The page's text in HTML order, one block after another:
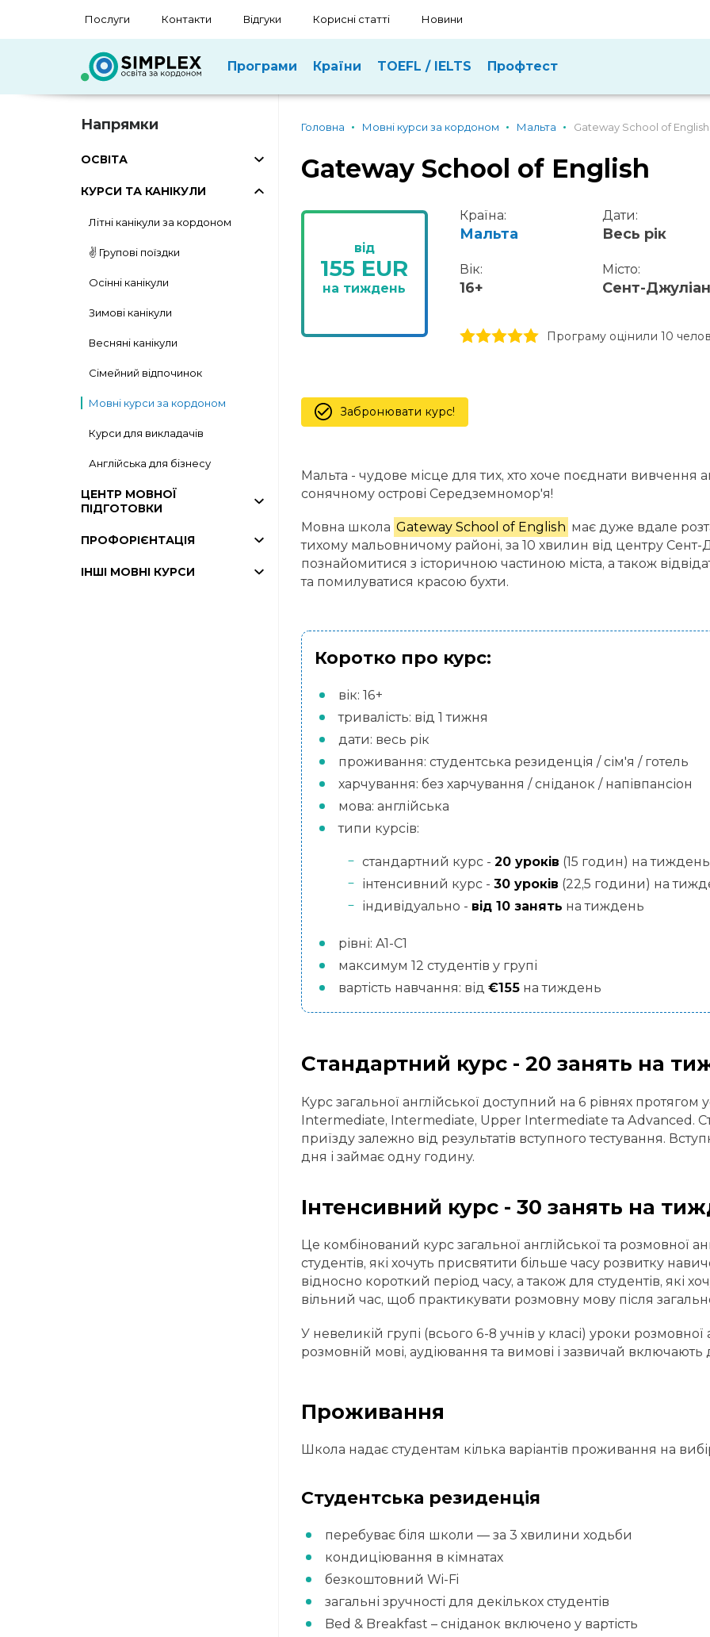
Послуги Контакти Відгуки Корисні статті Новини
Програми Країни TOEFL / IELTS Профтест
Напрямки
ОСВІТА
КУРСИ ТА КАНІКУЛИ
Літні канікули за кордоном
✌️ Групові поїздки
Осінні канікули
Зимові канікули
Весняні канікули
Сімейний відпочинок
Мовні курси за кордоном
Курси для викладачів
Англійська для бізнесу
ЦЕНТР МОВНОЇ
ПІДГОТОВКИ
ПРОФОРІЄНТАЦІЯ
ІНШІ МОВНІ КУРСИ
Головна Мовні курси за кордоном Мальта Gateway School of English
Gateway School of English
від
155 EUR
на тиждень
Країна:
Мальта
Дати:
Весь рік
Вік:
16+
Місто:
Сент-
5 stars
4 stars
3 stars
2 stars
1 stars Програму оцінили 10
Забронювати курс!
Мальта - чудове місце для тих, хто хоче поєднати вивчення
сонячному острові Середземномор'я!
Мовна школа Gateway School of English має дуже вдале
тихому мальовничому районі, за 10 хвилин від центру
познайомитися з історичною частиною міста, а також
та помилуватися красою бухти.
Коротко про курс:
вік: 16+
тривалість: від 1 тижня
дати: весь рік
проживання: студентська резиденція / сім'я / готель
харчування: без харчування / сніданок / напівпансіон
мова: англійська
типи курсів:
стандартний курс - 20 уроків (15 годин) на тиждень
інтенсивний курс - 30 уроків (22,5 години) на
індивідуально - від 10 занять на тиждень
рівні: А1-С1
максимум 12 студентів у групі
вартість навчання: від €155на тиждень
Стандартний курс - 20 занять на
Курс загальної англійської доступний на 6 рівнях
Intermediate, Intermediate, Upper Intermediate та Advanced.
приїзду залежно від результатів вступного тестування.
дня і займає одну годину.
Інтенсивний курс - 30 занять на
Це комбінований курс загальної англійської та розмовної
студентів, які хочуть присвятити більше часу розвитку
відносно короткий період часу, а також для студентів, які
вільний час, щоб практикувати розмовну мову після
У невеликій групі (всього 6-8 учнів у класі) уроки
розмовній мові, аудіювання та вимові і зазвичай включають
Проживання
Школа надає студентам кілька варіантів проживання на
Студентська резиденція
перебуває біля школи — за 3 хвилини ходьби
кондиціювання в кімнатах
безкоштовний Wi-Fi
загальні зручності для декількох студентів
Bed & Breakfast – сніданок включено у вартість